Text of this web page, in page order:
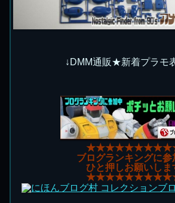
↓DMM通販★新着プラモ
ブログランキングに参
ひと押しお願いしま